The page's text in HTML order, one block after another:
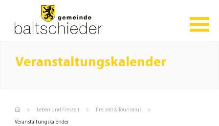
Veranstaltungskalender
Leben und Freizeit Freizeit & Tourismus
Veranstaltungskalender